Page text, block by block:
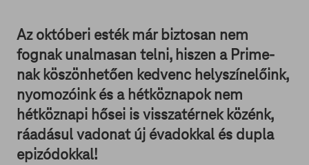
Az októberi esték már biztosan nem
fognak unalmasan telni, hiszen a Prime-
nak köszönhetően kedvenc helyszínelőink,
nyomozóink és a hétköznapok nem
hétköznapi hősei is visszatérnek közénk,
ráadásul vadonat új évadokkal és dupla
epizódokkal!